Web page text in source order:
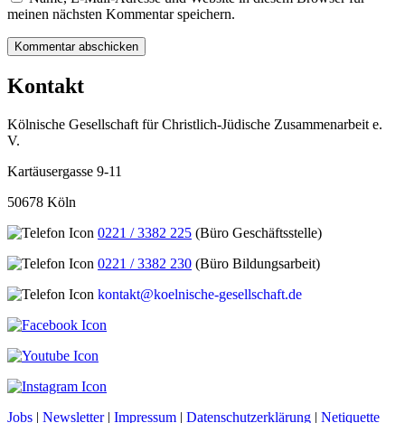
meinen nächsten Kommentar speichern.
Kontakt
Kölnische Gesellschaft für Christlich-Jüdische Zusammenarbeit e.
V.
Kartäusergasse 9-11
50678 Köln
0221 / 3382 225 (Büro Geschäftsstelle)
0221 / 3382 230 (Büro Bildungsarbeit)
kontakt@koelnische-gesellschaft.de
Jobs | Newsletter| Impressum | Datenschutzerklärung | Netiquette